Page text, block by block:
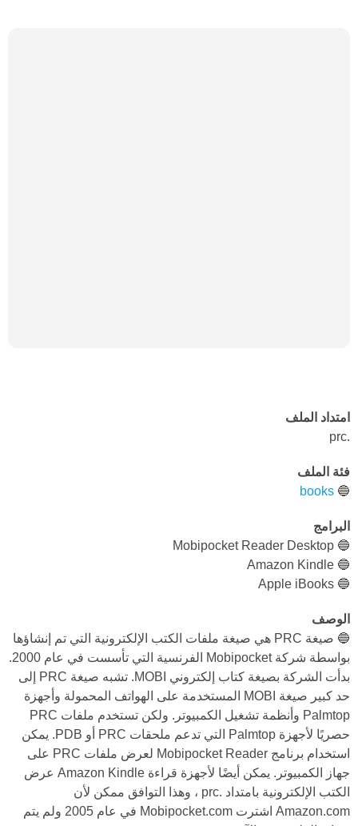
امتداد الملف
.prc
فئة الملف
🔵
books
البرامج
🔵 Mobipocket Reader Desktop
🔵 Amazon Kindle
🔵 Apple iBooks
الوصف
🔵 صيغة PRC هي صيغة ملفات الكتب الإلكترونية التي تم إنشاؤها
بواسطة شركة Mobipocket الفرنسية التي تأسست في عام 2000.
بدأت الشركة بصيغة كتاب إلكتروني MOBI. تشبه صيغة PRC إلى
حد كبير صيغة MOBI المستخدمة على الهواتف المحمولة وأجهزة
Palmtop وأنظمة تشغيل الكمبيوتر. ولكن تستخدم ملفات PRC
حصريًا لأجهزة Palmtop التي تدعم ملحقات PRC أو PDB. يمكن
استخدام برنامج Mobipocket Reader لعرض ملفات PRC على
جهاز الكمبيوتر. يمكن أيضًا لأجهزة قراءة Amazon Kindle عرض
الكتب الإلكترونية بامتداد .prc ، وهذا التوافق ممكن لأن
Amazon.com اشترت Mobipocket.com في عام 2005 ولم يتم